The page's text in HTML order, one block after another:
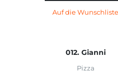
Auf die Wunschliste
012. Gianni
Pizza